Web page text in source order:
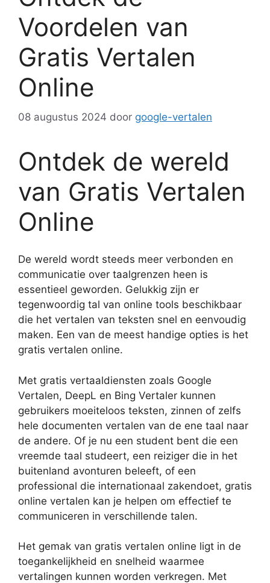
Voordelen van
Gratis Vertalen
Online
08 augustus 2024 door google-vertalen
Ontdek de wereld
van Gratis Vertalen
Online
De wereld wordt steeds meer verbonden en
communicatie over taalgrenzen heen is
essentieel geworden. Gelukkig zijn er
tegenwoordig tal van online tools beschikbaar
die het vertalen van teksten snel en eenvoudig
maken. Een van de meest handige opties is het
gratis vertalen online.
Met gratis vertaaldiensten zoals Google
Vertalen, DeepL en Bing Vertaler kunnen
gebruikers moeiteloos teksten, zinnen of zelfs
hele documenten vertalen van de ene taal naar
de andere. Of je nu een student bent die een
vreemde taal studeert, een reiziger die in het
buitenland avonturen beleeft, of een
professional die internationaal zakendoet, gratis
online vertalen kan je helpen om effectief te
communiceren in verschillende talen.
Het gemak van gratis vertalen online ligt in de
toegankelijkheid en snelheid waarmee
vertalingen kunnen worden verkregen. Met